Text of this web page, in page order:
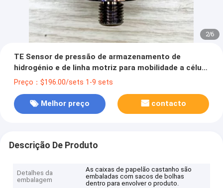
2/6
TE Sensor de pressão de armazenamento de
hidrogénio e de linha motriz para mobilidade a célula
de combustível EC-79 316L
Preço：$196.00/sets 1-9 sets
Melhor preço contacto
Descrição De Produto
Detalhes da
embalagem
As caixas de papelão castanho são
embaladas com sacos de bolhas
dentro para envolver o produto.